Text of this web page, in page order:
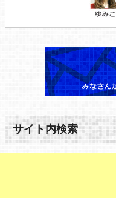
サイト内検索